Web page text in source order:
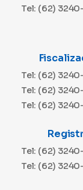
Tel: (62)
Tel: (62)
Tel: (62)
Tel: (62)
Tel: (62)
Tel: (62)